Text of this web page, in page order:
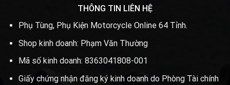
THÔNG TIN LIÊN HỆ
Phụ Tùng, Phụ Kiện Motorcycle Online 64 Tỉnh.
Shop kinh doanh: Phạm Văn Thường
Mã số kinh doanh: 8363041808-001
Giấy chứng nhận đăng ký kinh doanh do Phòng Tài chính